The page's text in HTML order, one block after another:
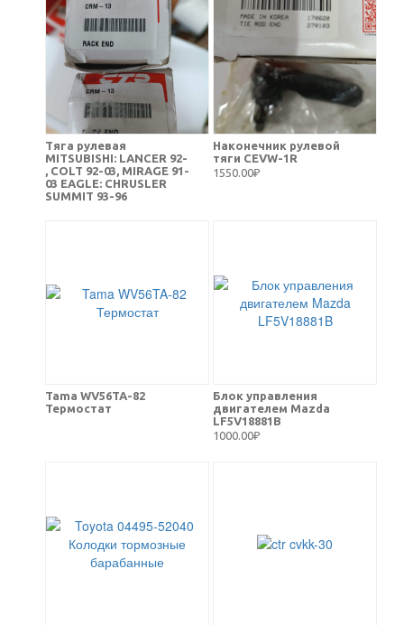
Тяга рулевая
MITSUBISHI: LANCER 92-
, COLT 92-03, MIRAGE 91-
03 EAGLE: CHRUSLER
SUMMIT 93-96
Наконечник рулевой
тяги CEVW-1R
1550.00₽
Tama WV56TA-82
Термостат
Блок управления
двигателем Mazda
LF5V18881B
1000.00₽